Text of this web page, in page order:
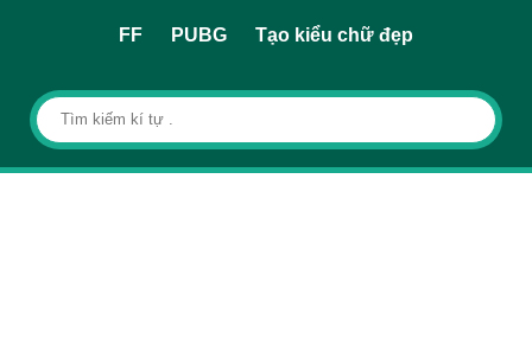
FF PUBG Tạo kiểu chữ đẹp